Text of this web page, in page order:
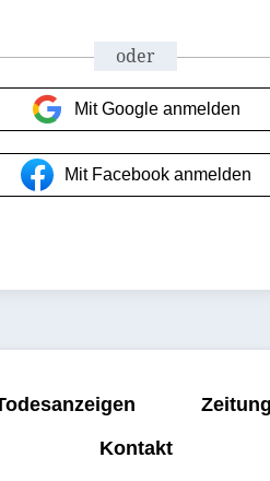
oder
Mit Google anmelden
Mit Facebook anmelden
Kontakt